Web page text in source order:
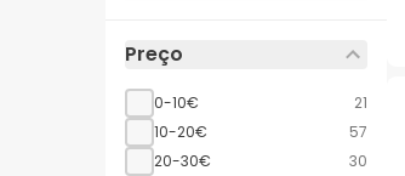
Preço
0-10€
21
10-20€
57
20-30€
30